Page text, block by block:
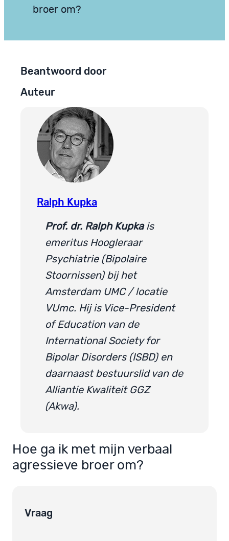
broer om?
Beantwoord door
Auteur
Ralph Kupka
Prof. dr. Ralph Kupkais
emeritus Hoogleraar
Psychiatrie (Bipolaire
Stoornissen) bij het
Amsterdam UMC / locatie
VUmc. Hij is Vice-President
of Education van de
International Society for
Bipolar Disorders (ISBD) en
daarnaast bestuurslid van de
Alliantie Kwaliteit GGZ
(Akwa).
Hoe ga ik met mijn verbaal
agressieve broer om?
Vraag